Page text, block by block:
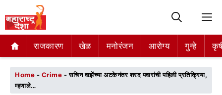
राजकारण खेळ मनोरंजन आरोग्य गुन्हे
राजकारण खेळ मनोरंजन आरोग्य गुन्हे
Home - Crime -सचिन वाझेंच्या अटकेनंतर शरद पवारांची पहिली प्रतिक्रिया,
म्हणाले…